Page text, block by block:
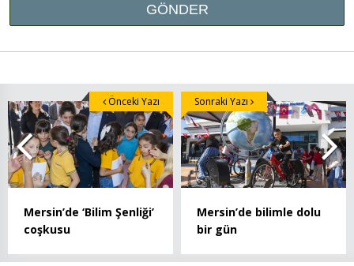
Mersin’de ‘Bilim Şenliği’
coşkusu
Önceki Yazı
Mersin’de bilimle dolu
bir gün
Sonraki Yazı